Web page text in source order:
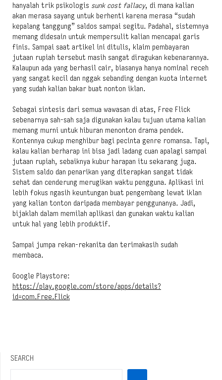
hanyalah trik psikologis sunk cost fallacy, di mana kalian
akan merasa sayang untuk berhenti karena merasa “sudah
kepalang tanggung” saldos sampai segitu. Padahal, sistemnya
memang didesain untuk mempersulit kalian mencapai garis
finis. Sampai saat artikel ini ditulis, klaim pembayaran
jutaan rupiah tersebut masih sangat diragukan kebenarannya.
Kalaupun ada yang berhasil cair, biasanya hanya nominal receh
yang sangat kecil dan nggak sebanding dengan kuota internet
yang sudah kalian bakar buat nonton iklan.
Sebagai sintesis dari semua wawasan di atas, Free Flick
sebenarnya sah-sah saja digunakan kalau tujuan utama kalian
memang murni untuk hiburan menonton drama pendek.
Kontennya cukup menghibur bagi pecinta genre romansa. Tapi,
kalau kalian berharap ini bisa jadi ladang cuan apalagi sampai
jutaan rupiah, sebaiknya kubur harapan itu sekarang juga.
Sistem saldo dan penarikan yang diterapkan sangat tidak
sehat dan cenderung merugikan waktu pengguna. Aplikasi ini
lebih fokus ngasih keuntungan buat pengembang lewat iklan
yang kalian tonton daripada membayar penggunanya. Jadi,
bijaklah dalam memilah aplikasi dan gunakan waktu kalian
untuk hal yang lebih produktif.
Sampai jumpa rekan-rekanita dan terimakasih sudah
membaca.
Google Playstore:
https://play.google.com/store/apps/details?
id=com.Free.Flick
SEARCH